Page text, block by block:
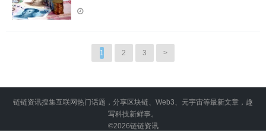
1 2 3 >
链链资讯搜集互联网热门话题，分享区块链、Web3、元宇宙等最新文章，趣
写科技新鲜事。
©2026链链资讯